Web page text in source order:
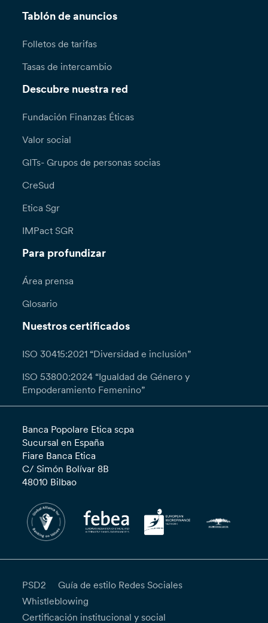
Tablón de anuncios
Folletos de tarifas
Tasas de intercambio
Descubre nuestra red
Fundación Finanzas Éticas
Valor social
GITs- Grupos de personas socias
CreSud
Etica Sgr
IMPact SGR
Para profundizar
Área prensa
Glosario
Nuestros certificados
ISO 30415:2021 “Diversidad e inclusión”
ISO 53800:2024 “Igualdad de Género y
Empoderamiento Femenino”
Banca Popolare Etica scpa
Sucursal en España
Fiare Banca Etica
C/ Simón Bolívar 8B
48010 Bilbao
PSD2
Guía de estilo Redes Sociales
Whistleblowing
Certificación institucional y social